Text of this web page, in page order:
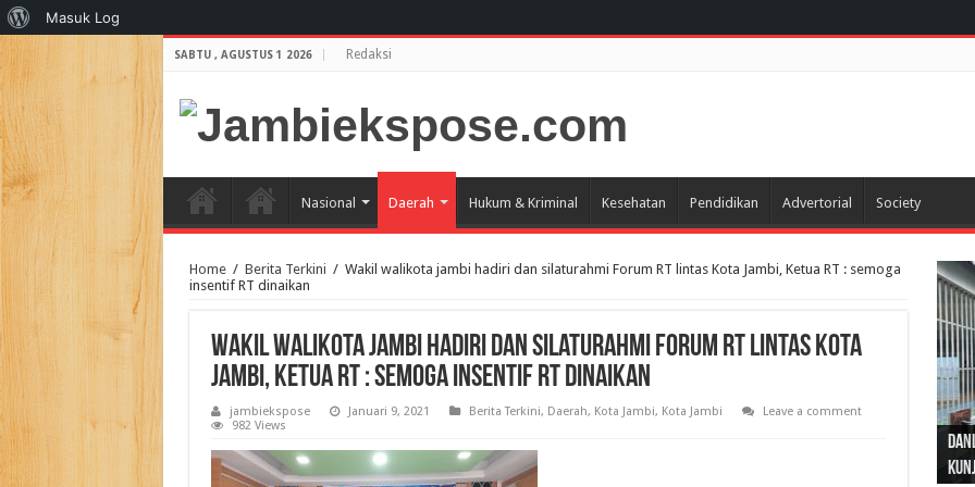
SABTU , AGUSTUS 1 2026 Redaksi
Nasional Daerah Hukum & Kriminal Kesehatan Pendidikan Advertorial Society
Home / Berita Terkini / Wakil walikota jambi hadiri dan silaturahmi Forum RT lintas Kota Jambi, Ketua RT : semoga
insentif RT dinaikan
Wakil walikota jambi hadiri dan silaturahmi Forum RT lintas Kota
Jambi, Ketua RT : semoga insentif RT dinaikan
jambiekspose Januari 9, 2021 Berita Terkini, Daerah, Kota Jambi, Kota Jambi
Leave a comment
982 Views
Tentang
WordPress
Masuk Log